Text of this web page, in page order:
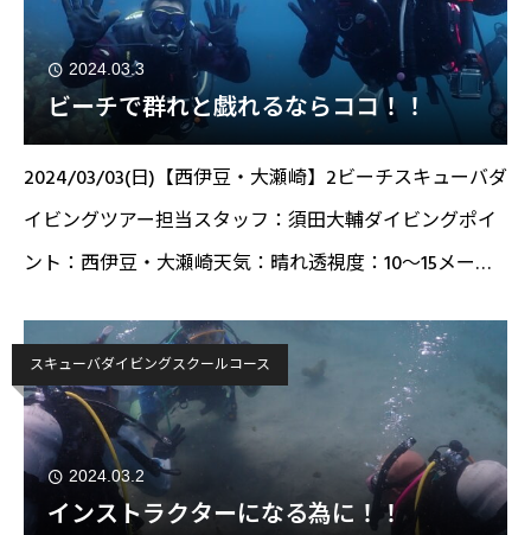
2024.03.3
ビーチで群れと戯れるならココ！！
2024/03/03(日)【西伊豆・大瀬崎】2ビーチスキューバダ
イビングツアー担当スタッフ：須田大輔ダイビングポイ
ント：西伊豆・大瀬崎天気：晴れ透視度：10～15メート
日は西伊豆
スキューバダイビングスクールコース
2024.03.2
インストラクターになる為に！！